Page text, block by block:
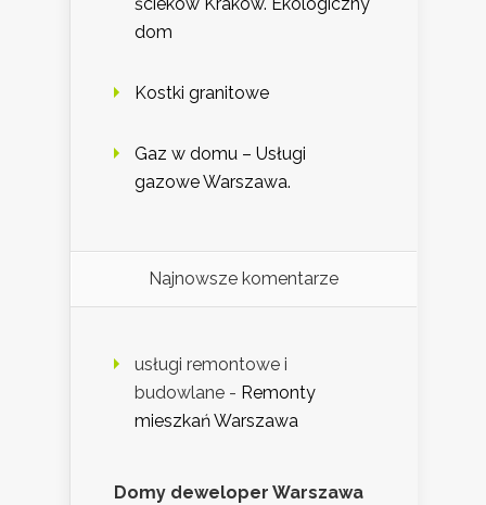
dom
Kostki granitowe
Gaz w domu – Usługi
gazowe Warszawa.
Najnowsze komentarze
usługi remontowe i
budowlane - Remonty
mieszkań Warszawa
Domy deweloper Warszawa